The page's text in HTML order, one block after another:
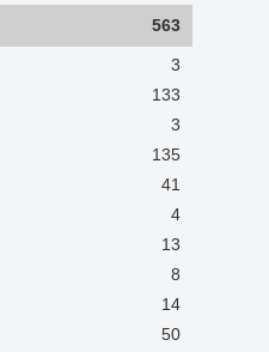
563
3
133
3
135
41
4
13
8
14
50